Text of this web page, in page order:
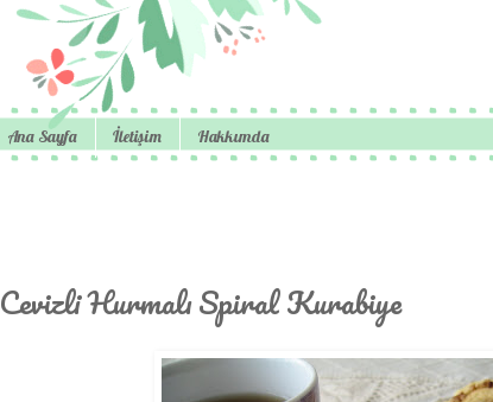
Ana Sayfa İletişim Hakkımda
Cevizli Hurmalı Spiral Kurabiye